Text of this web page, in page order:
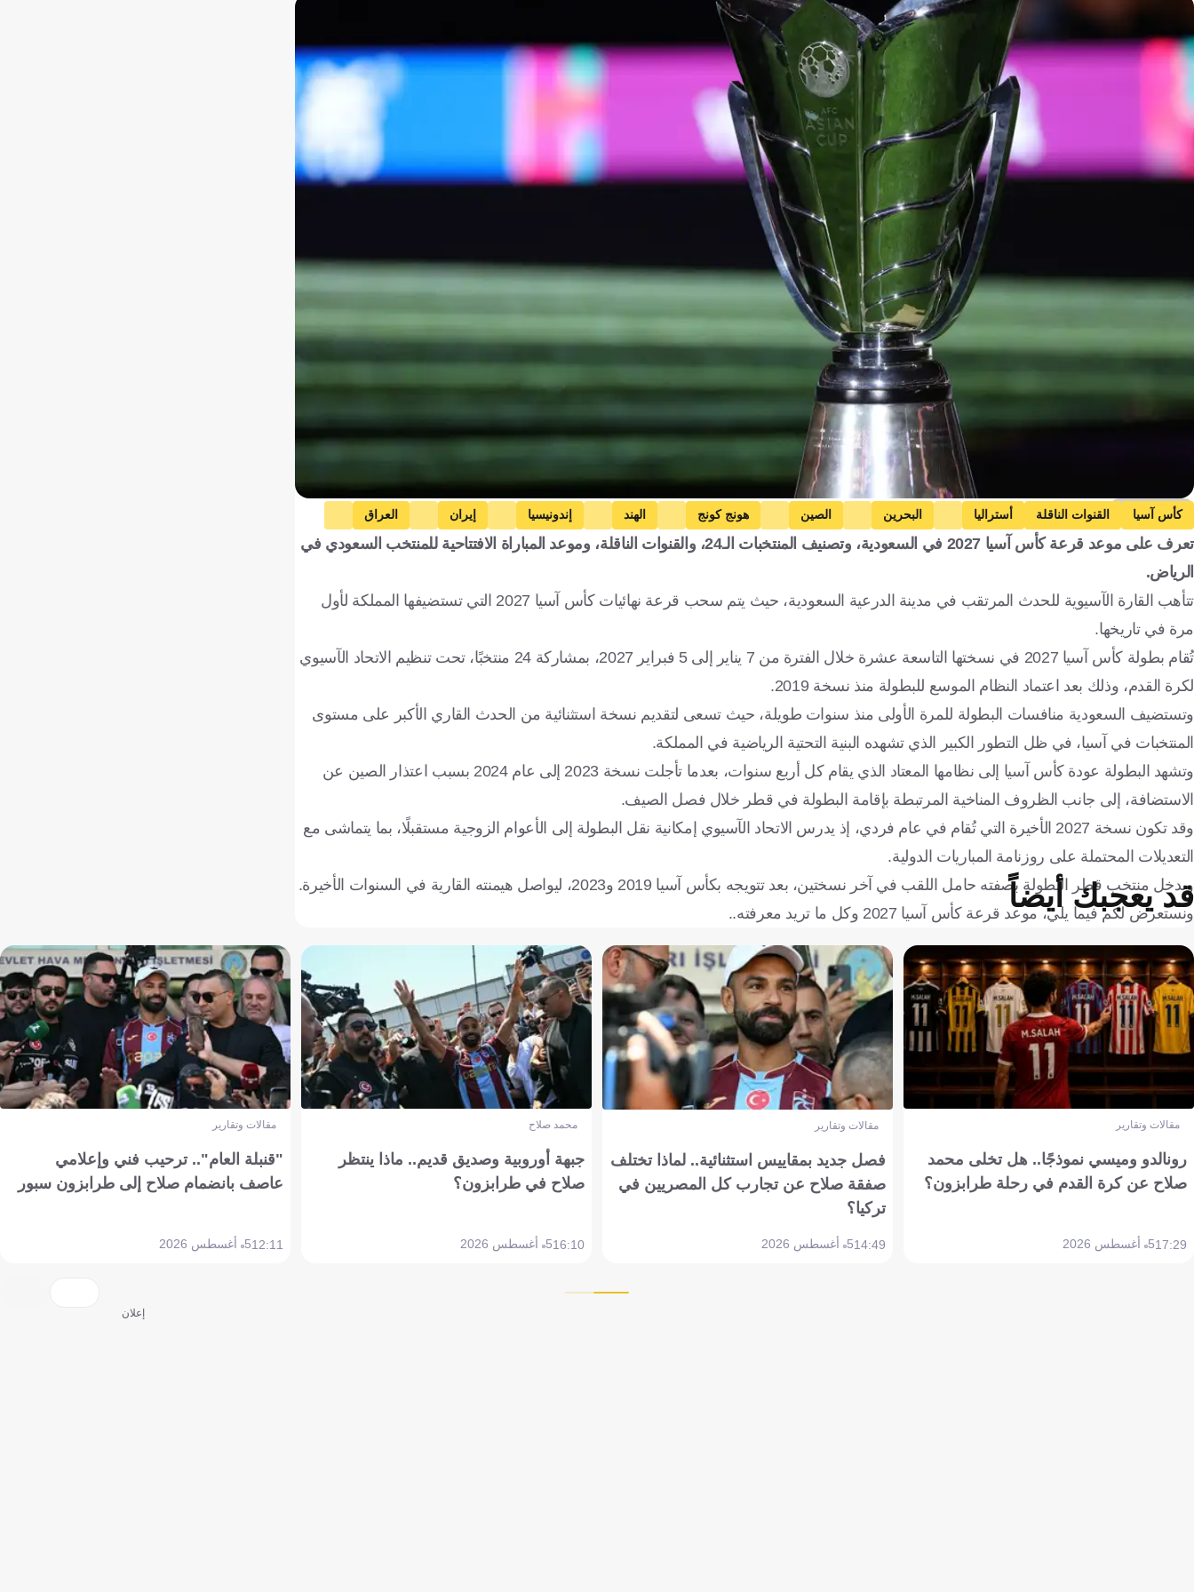
Getty Images
كأس آسيا القنوات الناقلة أستراليا البحرين الصين هونج كونج الهند إندونيسيا إيران
العراق
اليابان
الأردن قيرغيزستان لبنان السعودية سوريا كوريا الجنوبية الإمارات العربية المتحدة
أستراليا
البحرين
كوريا الجنوبية
الإمارات العربية المتحدة كرة قدم
تعرف على موعد قرعة كأس آسيا 2027 في السعودية، وتصنيف المنتخبات الـ24، والقنوات الناقلة، وموعد المباراة الافتتاحية للمنتخب السعودي في
الرياض.
تتأهب القارة الآسيوية للحدث المرتقب في مدينة الدرعية السعودية، حيث يتم سحب قرعة نهائيات كأس آسيا 2027 التي تستضيفها المملكة لأول
مرة في تاريخها.
تُقام بطولة كأس آسيا 2027 في نسختها التاسعة عشرة خلال الفترة من 7 يناير إلى 5 فبراير 2027، بمشاركة 24 منتخبًا، تحت تنظيم الاتحاد الآسيوي
لكرة القدم، وذلك بعد اعتماد النظام الموسع للبطولة منذ نسخة 2019.
وتستضيف السعودية منافسات البطولة للمرة الأولى منذ سنوات طويلة، حيث تسعى لتقديم نسخة استثنائية من الحدث القاري الأكبر على مستوى
المنتخبات في آسيا، في ظل التطور الكبير الذي تشهده البنية التحتية الرياضية في المملكة.
وتشهد البطولة عودة كأس آسيا إلى نظامها المعتاد الذي يقام كل أربع سنوات، بعدما تأجلت نسخة 2023 إلى عام 2024 بسبب اعتذار الصين عن
الاستضافة، إلى جانب الظروف المناخية المرتبطة بإقامة البطولة في قطر خلال فصل الصيف.
وقد تكون نسخة 2027 الأخيرة التي تُقام في عام فردي، إذ يدرس الاتحاد الآسيوي إمكانية نقل البطولة إلى الأعوام الزوجية مستقبلًا، بما يتماشى مع
التعديلات المحتملة على روزنامة المباريات الدولية.
ويدخل منتخب قطر البطولة بصفته حامل اللقب في آخر نسختين، بعد تتويجه بكأس آسيا 2019 و2023، ليواصل هيمنته القارية في السنوات الأخيرة.
ونستعرض لكم فيما يلي، موعد قرعة كأس آسيا 2027 وكل ما تريد معرفته..
قد يعجبك أيضاً
مقالات وتقارير
رونالدو وميسي نموذجًا.. هل تخلى محمد
صلاح عن كرة القدم في رحلة طرابزون؟
17:295 أغسطس 2026
مقالات وتقارير
فصل جديد بمقاييس استثنائية.. لماذا تختلف
صفقة صلاح عن تجارب كل المصريين في
تركيا؟
14:495 أغسطس 2026
محمد صلاح
جبهة أوروبية وصديق قديم.. ماذا ينتظر
صلاح في طرابزون؟
16:105 أغسطس 2026
مقالات وتقارير
"قنبلة العام".. ترحيب فني وإعلامي
عاصف بانضمام صلاح إلى طرابزون سبور
12:115 أغسطس 2026
إعلان